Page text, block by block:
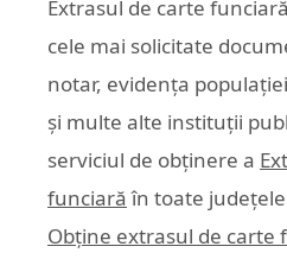
Extrasul de carte
cele mai solicitate
notar, evidența
și multe alte instituții
serviciul de obținere a
funciară în toate
Obține extrasul de carte